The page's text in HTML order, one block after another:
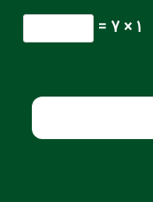
1 × 7 =